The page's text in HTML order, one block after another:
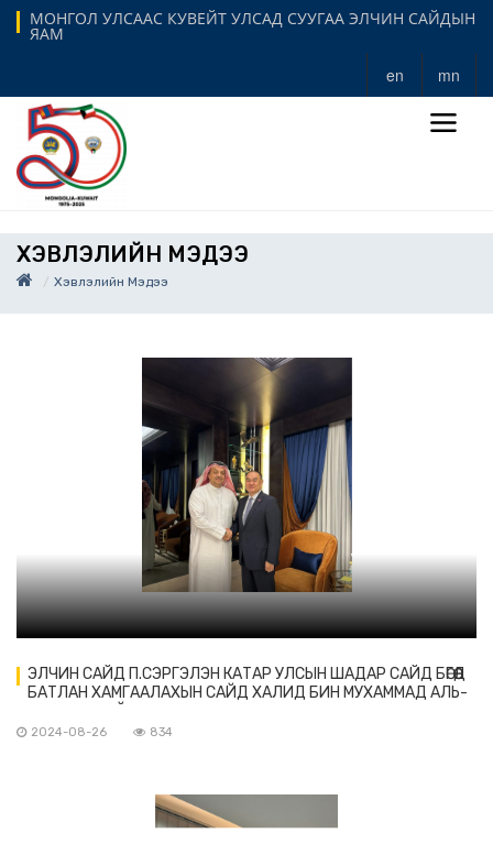
МОНГОЛ УЛСААС КУВЕЙТ УЛСАД СУУГАА ЭЛЧИН САЙДЫН
ЯАМ
en mn
ХЭВЛЭЛИЙН МЭДЭЭ
Хэвлэлийн Мэдээ
ЭЛЧИН САЙД П.СЭРГЭЛЭН КАТАР УЛСЫН ШАДАР САЙД БӨГӨӨД
БАТЛАН ХАМГААЛАХЫН САЙД ХАЛИД БИН МУХАММАД АЛЬ-
2024-08-26 834